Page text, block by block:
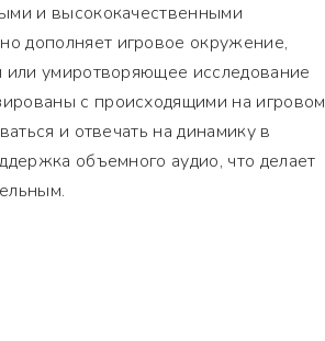
и высококачественными
дополняет игровое окружение,
умиротворяющее исследование
с происходящими на игровом
и отвечать на динамику в
объемного аудио, что делает